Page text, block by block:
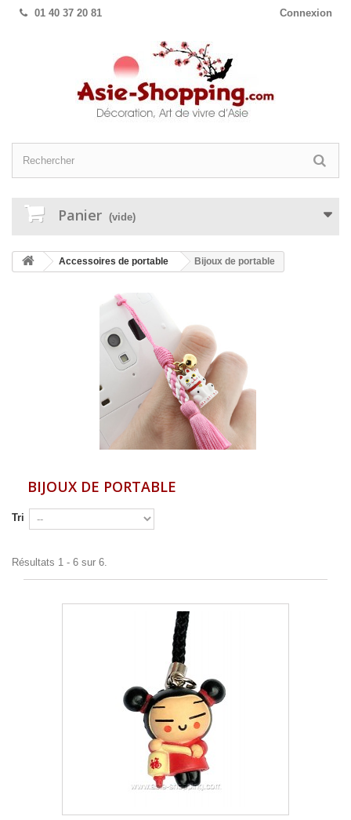
Connexion
01 40 37 20 81
Panier (vide)
Accessoires de portable Bijoux de portable
BIJOUX DE PORTABLE
Tri
Résultats 1 - 6 sur 6.